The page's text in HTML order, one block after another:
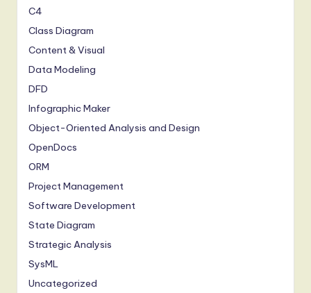
C4
Class Diagram
Content & Visual
Data Modeling
DFD
Infographic Maker
Object-Oriented Analysis and Design
OpenDocs
ORM
Project Management
Software Development
State Diagram
Strategic Analysis
SysML
Uncategorized